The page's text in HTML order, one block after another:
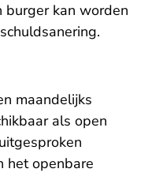
kan worden
maandelijks
als open
het openbare
verlaat